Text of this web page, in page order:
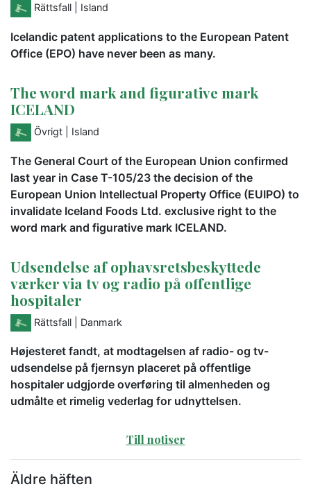
Rättsfall | Island
Icelandic patent applications to the European Patent
Office (EPO) have never been as many.
The word mark and figurative mark
ICELAND
Övrigt | Island
The General Court of the European Union confirmed
last year in Case T-105/23 the decision of the
European Union Intellectual Property Office (EUIPO) to
invalidate Iceland Foods Ltd. exclusive right to the
word mark and figurative mark ICELAND.
Udsendelse af ophavsretsbeskyttede
værker via tv og radio på offentlige
hospitaler
Rättsfall | Danmark
Højesteret fandt, at modtagelsen af radio- og tv-
udsendelse på fjernsyn placeret på offentlige
hospitaler udgjorde overføring til almenheden og
udmålte et rimelig vederlag for udnyttelsen.
Till notiser
Äldre häften